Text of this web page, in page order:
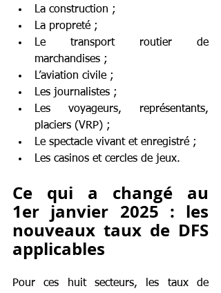
La construction ;
La propreté ;
Le transport routier de
marchandises ;
L’aviation civile ;
Les journalistes ;
Les voyageurs, représentants,
placiers (VRP) ;
Le spectacle vivant et enregistré ;
Les casinos et cercles de jeux.
Ce qui a changé au
1er janvier 2025 : les
nouveaux taux de DFS
applicables
Pour ces huit secteurs, les taux de